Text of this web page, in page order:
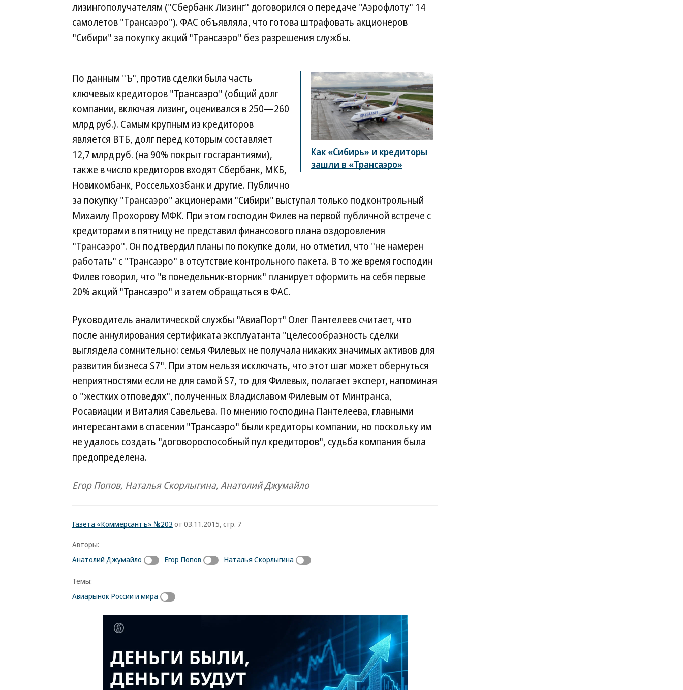
лизингополучателям ("Сбербанк Лизинг" договорился о передаче "Аэрофлоту" 14
самолетов "Трансаэро"). ФАС объявляла, что готова штрафовать акционеров
"Сибири" за покупку акций "Трансаэро" без разрешения службы.
Как «Сибирь» и кредиторы
зашли в «Трансаэро»
По данным "Ъ", против сделки была часть
ключевых кредиторов "Трансаэро" (общий долг
компании, включая лизинг, оценивался в 250—260
млрд руб.). Самым крупным из кредиторов
является ВТБ, долг перед которым составляет
12,7 млрд руб. (на 90% покрыт госгарантиями),
также в число кредиторов входят Сбербанк, МКБ,
Новикомбанк, Россельхозбанк и другие. Публично
за покупку "Трансаэро" акционерами "Сибири" выступал только подконтрольный
Михаилу Прохорову МФК. При этом господин Филев на первой публичной встрече с
кредиторами в пятницу не представил финансового плана оздоровления
"Трансаэро". Он подтвердил планы по покупке доли, но отметил, что "не намерен
работать" с "Трансаэро" в отсутствие контрольного пакета. В то же время господин
Филев говорил, что "в понедельник-вторник" планирует оформить на себя первые
20% акций "Трансаэро" и затем обращаться в ФАС.
Руководитель аналитической службы "АвиаПорт" Олег Пантелеев считает, что
после аннулирования сертификата эксплуатанта "целесообразность сделки
выглядела сомнительно: семья Филевых не получала никаких значимых активов для
развития бизнеса S7". При этом нельзя исключать, что этот шаг может обернуться
неприятностями если не для самой S7, то для Филевых, полагает эксперт, напоминая
о "жестких отповедях", полученных Владиславом Филевым от Минтранса,
Росавиации и Виталия Савельева. По мнению господина Пантелеева, главными
интересантами в спасении "Трансаэро" были кредиторы компании, но поскольку им
не удалось создать "договороспособный пул кредиторов", судьба компания была
предопределена.
Егор Попов, Наталья Скорлыгина, Анатолий Джумайло
Газета «Коммерсантъ» №203 от 03.11.2015, стр. 7
Авторы:
Анатолий Джумайло
Егор Попов Наталья Скорлыгина
Темы:
Авиарынок России и мира